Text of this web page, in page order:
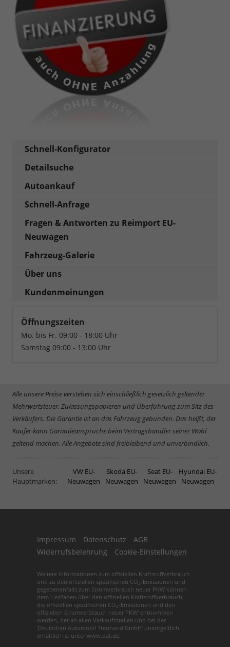
Schnell-Konfigurator
Detailsuche
Autoankauf
Schnell-Anfrage
Fragen & Antworten zu Reimport EU-
Neuwagen
Fahrzeug-Galerie
Über uns
Kundenmeinungen
Öffnungszeiten
Mo. bis Fr. 09:00 - 18:00 Uhr
Samstag 09:00 - 13:00 Uhr
Alle unsere Preise verstehen sich einschließlich gesetzlich geltender
Mehrwertsteuer, Zulassungspapieren und Überführung zum Sitz des
Verkäufers. Die Garantie ist an das Fahrzeug gebunden. Das heißt, der
Käufer kann Garantieansprüche beim Vertragshändler seiner Wahl
geltend machen. Alle Angebote sind freibleibend und unverbindlich.
Unsere
Hauptmarken:
VW EU-
Neuwagen
Skoda EU-
Neuwagen
Seat EU-
Neuwagen
Hyundai EU-
Neuwagen
Impressum Datenschutz
AGB
Widerrufsbelehrung
Cookie-Einstellungen
Weitere Informationen zum offiziellen Kraftstoffverbrauch
und zu den offiziellen spezifischen CO2 -Emissionen und
gegebenenfalls zum Stromverbrauch neuer PKW können
dem 'Leitfaden über den offiziellen Kraftstoffverbrauch,
die offiziellen spezifischen CO2 -Emissionen und den
offiziellen Stromverbrauch neuer PKW' entnommen
werden, der an allen Verkaufsstellen und bei der
'Deutschen Automobil Treuhand GmbH' unentgeltlich
erhältlich ist unter www.dat.de.